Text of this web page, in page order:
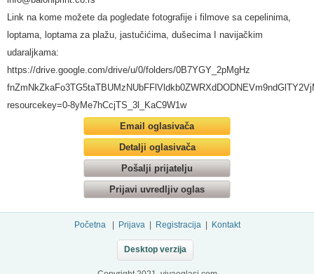
Link na kome možete da pogledate fotografije i filmove sa cepelinima,
loptama, loptama za plažu, jastučićima, dušecima I navijačkim
udaraljkama:
https://drive.google.com/drive/u/0/folders/0B7YGY_2pMgHz
resourcekey=0-8yMe7hCcjTS_3l_KaC9W1w
Email oglasivača
Detalji oglasivača
Pošalji prijatelju
Prijavi uvredljiv oglas
Početna Prijava Registracija Kontakt
Desktop verzija